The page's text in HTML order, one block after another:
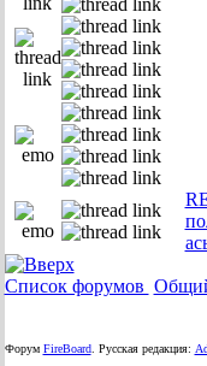
Список форумов
Форум FireBoard. Русская редакция: